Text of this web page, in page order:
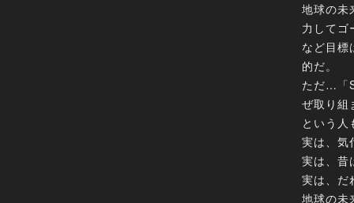
地球の未
力してゴ
など目標
的だ。
ただ…「
ぜ取り組
という人
実は、気
実は、昔
実は、だ
地球の未